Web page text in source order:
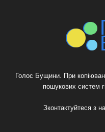
Голос Бущини. При
пошукових систем
Зконтактуйтеся з